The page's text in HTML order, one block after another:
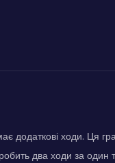
додаткові ходи. Ця
два ходи за один